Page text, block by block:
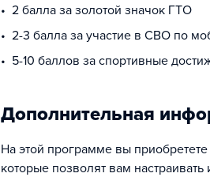
2 балла за золотой значок ГТО
2-3 балла за участие в СВО по
5-10 баллов за спортивные
Дополнительная
На этой программе вы
которые позволят вам